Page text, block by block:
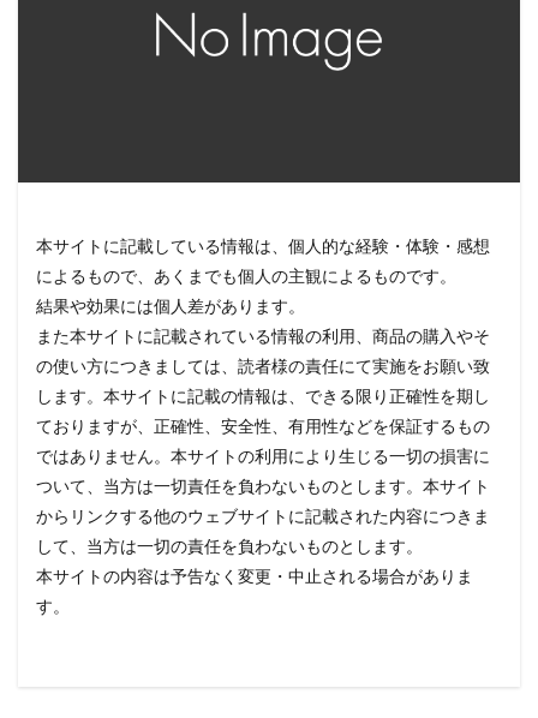
本サイトに記載している情報は、個人的な経験・体験・感想
によるもので、あくまでも個人の主観によるものです。
結果や効果には個人差があります。
また本サイトに記載されている情報の利用、商品の購入やそ
の使い方につきましては、読者様の責任にて実施をお願い致
します。本サイトに記載の情報は、できる限り正確性を期し
ておりますが、正確性、安全性、有用性などを保証するもの
ではありません。本サイトの利用により生じる一切の損害に
ついて、当方は一切責任を負わないものとします。本サイト
からリンクする他のウェブサイトに記載された内容につきま
して、当方は一切の責任を負わないものとします。
本サイトの内容は予告なく変更・中止される場合がありま
す。